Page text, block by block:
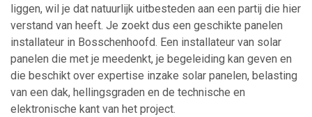
liggen, wil je dat natuurlijk uitbesteden aan een partij die hier
verstand van heeft. Je zoekt dus een geschikte panelen
installateur in Bosschenhoofd. Een installateur van solar
panelen die met je meedenkt, je begeleiding kan geven en
die beschikt over expertise inzake solar panelen, belasting
van een dak, hellingsgraden en de technische en
elektronische kant van het project.